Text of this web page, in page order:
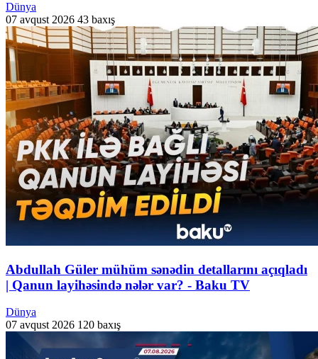
Dünya
07 avqust 2026 43 baxış
Abdullah Güler mühüm sənədin detallarını açıqladı
| Qanun layihəsində nələr var? - Baku TV
Dünya
07 avqust 2026 120 baxış